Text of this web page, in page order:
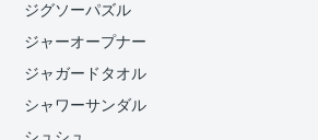
ジグソーパズル
ジャーオープナー
ジャガードタオル
シャワーサンダル